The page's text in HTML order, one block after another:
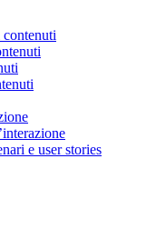
e user stories